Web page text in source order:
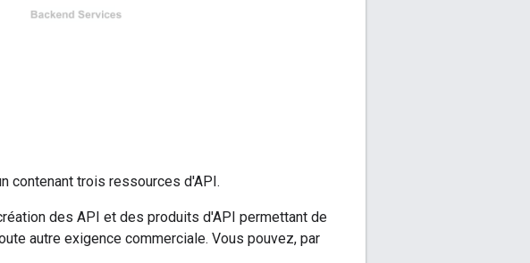
contenant trois ressources d'API.
des API et des produits d'API permettant de
autre exigence commerciale. Vous pouvez, par